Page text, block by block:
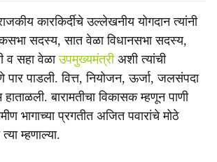
कारकिर्दीचे उल्लेखनीय योगदान त्यांनी
सदस्य, सात वेळा विधानसभा सदस्य,
व सहा वेळाउपमुख्यमंत्रीअशी त्यांची
पार पाडली. वित्त, नियोजन, ऊर्जा, जलसंपदा
हाताळली. बारामतीचा विकासक म्हणून पाणी
भागाच्या प्रगतीत अजित पवारांचे मोठे
म्हणाल्या.